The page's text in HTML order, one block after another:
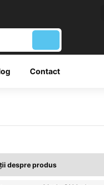
Contact
despre produs